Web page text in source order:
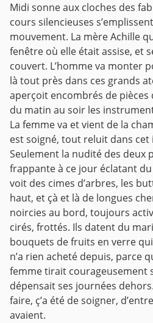
Midi sonne aux cloches des
cours silencieuses
mouvement. La mère Achille
fenêtre où elle était assise, et
couvert. L’homme va monter
là tout près dans ces grands
aperçoit encombrés de
du matin au soir les
La femme va et vient de la
est soigné, tout reluit dans cet
Seulement la nudité des deux
frappante à ce jour éclatant
voit des cimes d’arbres, les
haut, et çà et là de longues
noircies au bord, toujours
cirés, frottés. Ils datent du
bouquets de fruits en verre
n’a rien acheté depuis, parce
femme tirait courageusement
dépensait ses journées
faire, ç’a été de soigner,
avaient.